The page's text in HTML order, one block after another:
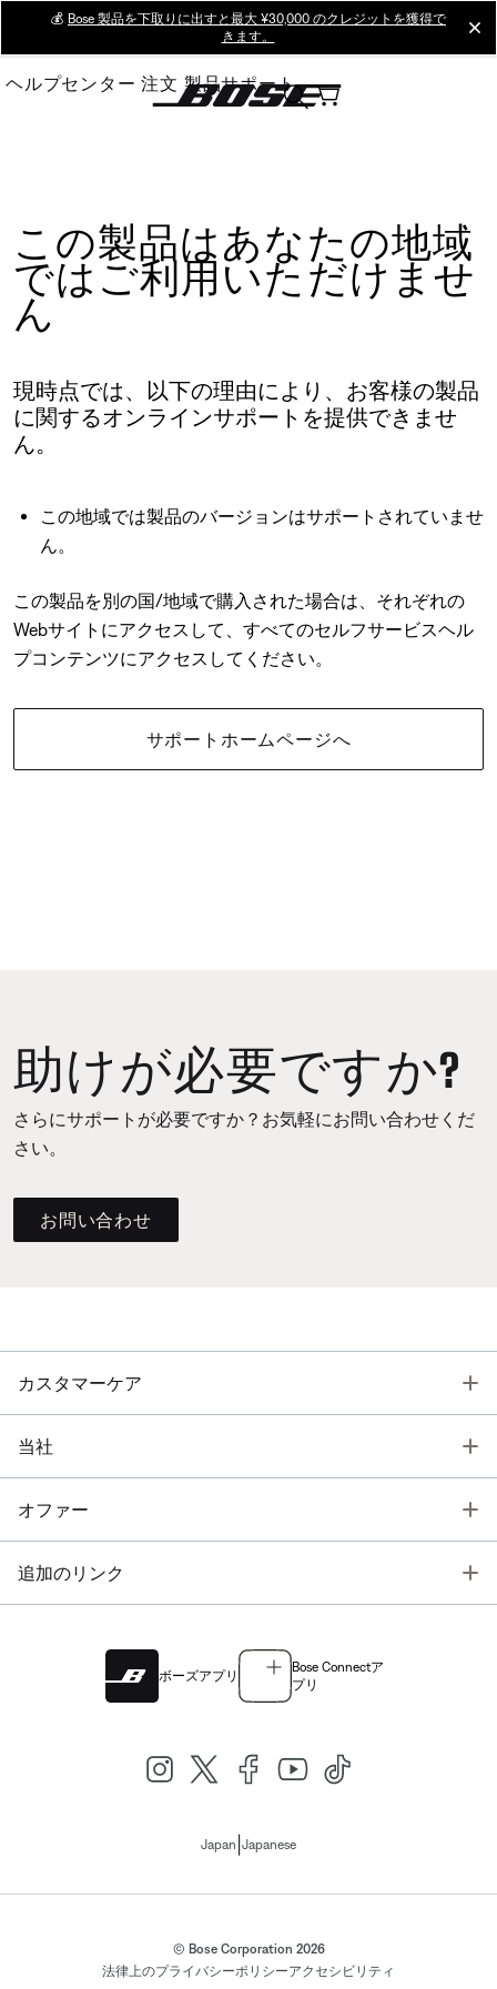
Main
💰 Bose 製品を下取りに出すと最大 ¥30,000 のクレジットを獲得で
きます。
ヘルプセンター 注文 製品サポート
この製品はあなたの地域
ではご利用いただけませ
ん
現時点では、以下の理由により、お客様の製品
に関するオンラインサポートを提供できませ
ん。
この地域では製品のバージョンはサポートされていませ
ん。
この製品を別の国/地域で購入された場合は、それぞれの
Webサイトにアクセスして、すべてのセルフサービスヘル
プコンテンツにアクセスしてください。
サポートホームページへ
助けが必要ですか?
さらにサポートが必要ですか？お気軽にお問い合わせくだ
さい。
お問い合わせ
カスタマーケア
当社
オファー
追加のリンク
ボーズアプリ
Bose Connectア
プリ
Japan Japanese
© Bose Corporation 2026
法律上のプライバシーポリシーアクセシビリティ